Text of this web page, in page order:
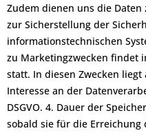
Zudem dienen uns die
zur Sicherstellung der
informationstechnischen
zu Marketingzwecken findet
statt. In diesen Zwecken
Interesse an der
DSGVO. 4. Dauer der
sobald sie für die Erreichung